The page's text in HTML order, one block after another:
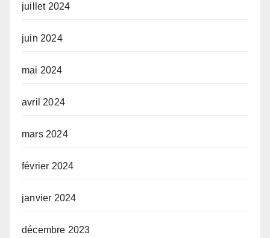
juillet 2024
juin 2024
mai 2024
avril 2024
mars 2024
février 2024
janvier 2024
décembre 2023